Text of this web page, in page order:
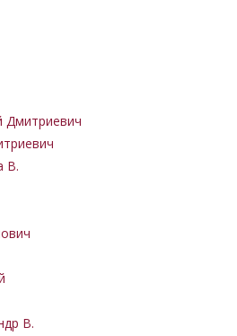
Дмитриевич
В.
В.